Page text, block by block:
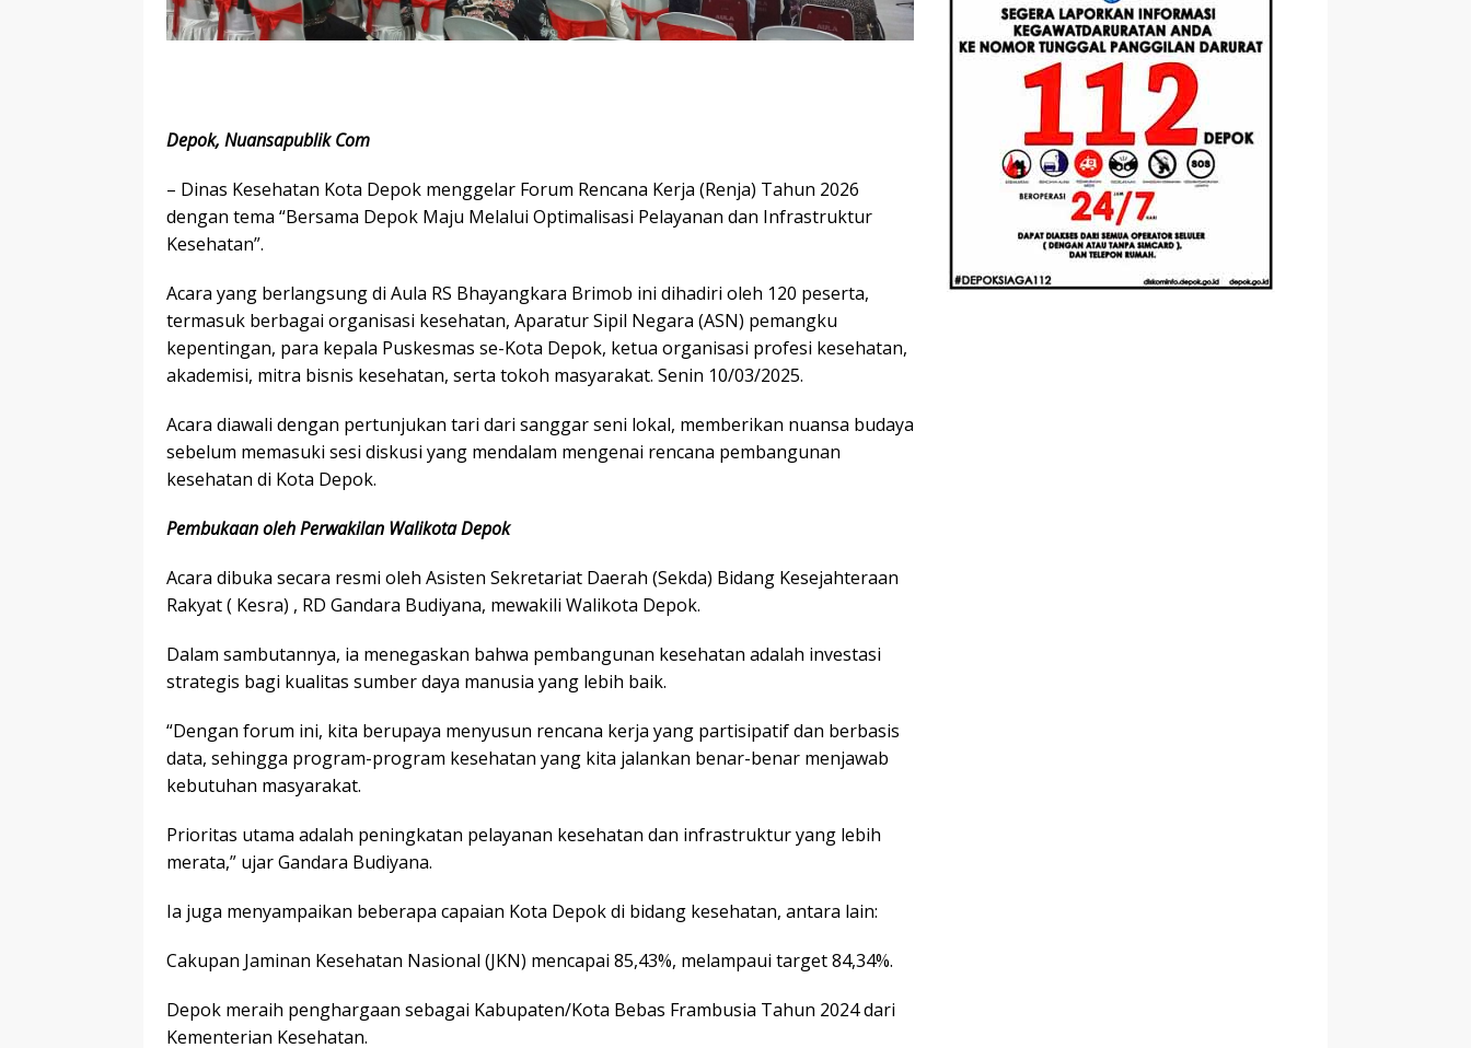
Depok, Nuansapublik Com
– Dinas Kesehatan Kota Depok menggelar Forum Rencana Kerja (Renja) Tahun 2026
dengan tema “Bersama Depok Maju Melalui Optimalisasi Pelayanan dan Infrastruktur
Kesehatan”.
Acara yang berlangsung di Aula RS Bhayangkara Brimob ini dihadiri oleh 120 peserta,
termasuk berbagai organisasi kesehatan, Aparatur Sipil Negara (ASN) pemangku
kepentingan, para kepala Puskesmas se-Kota Depok, ketua organisasi profesi kesehatan,
akademisi, mitra bisnis kesehatan, serta tokoh masyarakat. Senin 10/03/2025.
Acara diawali dengan pertunjukan tari dari sanggar seni lokal, memberikan nuansa budaya
sebelum memasuki sesi diskusi yang mendalam mengenai rencana pembangunan
kesehatan di Kota Depok.
Pembukaan oleh Perwakilan Walikota Depok
Acara dibuka secara resmi oleh Asisten Sekretariat Daerah (Sekda) Bidang Kesejahteraan
Rakyat ( Kesra) , RD Gandara Budiyana, mewakili Walikota Depok.
Dalam sambutannya, ia menegaskan bahwa pembangunan kesehatan adalah investasi
strategis bagi kualitas sumber daya manusia yang lebih baik.
“Dengan forum ini, kita berupaya menyusun rencana kerja yang partisipatif dan berbasis
data, sehingga program-program kesehatan yang kita jalankan benar-benar menjawab
kebutuhan masyarakat.
Prioritas utama adalah peningkatan pelayanan kesehatan dan infrastruktur yang lebih
merata,” ujar Gandara Budiyana.
Ia juga menyampaikan beberapa capaian Kota Depok di bidang kesehatan, antara lain:
Cakupan Jaminan Kesehatan Nasional (JKN) mencapai 85,43%, melampaui target 84,34%.
Depok meraih penghargaan sebagai Kabupaten/Kota Bebas Frambusia Tahun 2024 dari
Kementerian Kesehatan.
Augmented
Reality
Tahun Ajaran
2026-2027
Pertamina